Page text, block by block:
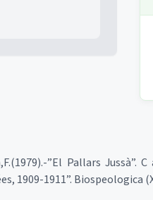
”El Pallars
1909-1911”. Biospeologica